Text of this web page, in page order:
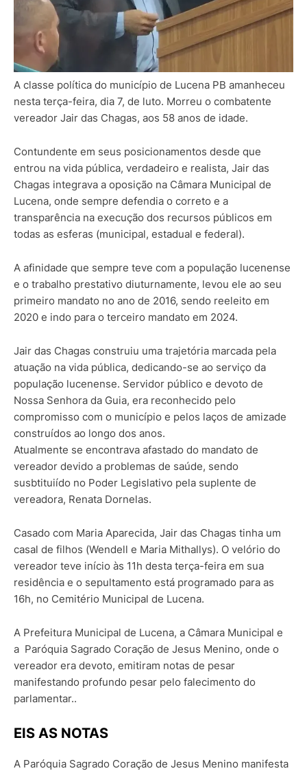
A classe política do município de Lucena PB amanheceu
nesta terça-feira, dia 7, de luto. Morreu o combatente
vereador Jair das Chagas, aos 58 anos de idade.
Contundente em seus posicionamentos desde que
entrou na vida pública, verdadeiro e realista, Jair das
Chagas integrava a oposição na Câmara Municipal de
Lucena, onde sempre defendia o correto e a
transparência na execução dos recursos públicos em
todas as esferas (municipal, estadual e federal).
A afinidade que sempre teve com a população lucenense
e o trabalho prestativo diuturnamente, levou ele ao seu
primeiro mandato no ano de 2016, sendo reeleito em
2020 e indo para o terceiro mandato em 2024.
Jair das Chagas construiu uma trajetória marcada pela
atuação na vida pública, dedicando-se ao serviço da
população lucenense. Servidor público e devoto de
Nossa Senhora da Guia, era reconhecido pelo
compromisso com o município e pelos laços de amizade
construídos ao longo dos anos.
Atualmente se encontrava afastado do mandato de
vereador devido a problemas de saúde, sendo
susbtituiído no Poder Legislativo pela suplente de
vereadora, Renata Dornelas.
Casado com Maria Aparecida, Jair das Chagas tinha um
casal de filhos (Wendell e Maria Mithallys). O velório do
vereador teve início às 11h desta terça-feira em sua
residência e o sepultamento está programado para as
16h, no Cemitério Municipal de Lucena.
A Prefeitura Municipal de Lucena, a Câmara Municipal e
a Paróquia Sagrado Coração de Jesus Menino, onde o
vereador era devoto, emitiram notas de pesar
manifestando profundo pesar pelo falecimento do
parlamentar..
EIS AS NOTAS
A Paróquia Sagrado Coração de Jesus Menino manifesta